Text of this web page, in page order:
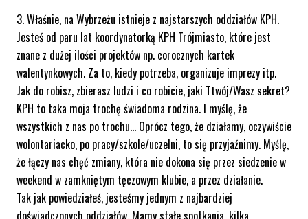
3. Właśnie, na Wybrzeżu istnieje z najstarszych oddziałów KPH.
Jesteś od paru lat koordynatorką KPH Trójmiasto, które jest
znane z dużej ilości projektów np. corocznych kartek
walentynkowych. Za to, kiedy potrzeba, organizuje imprezy itp.
Jak do robisz, zbierasz ludzi i co robicie, jaki Ttwój/Wasz sekret?
KPH to taka moja trochę świadoma rodzina. I myślę, że
wszystkich z nas po trochu… Oprócz tego, że działamy, oczywiście
wolontariacko, po pracy/szkole/uczelni, to się przyjaźnimy. Myślę,
że łączy nas chęć zmiany, która nie dokona się przez siedzenie w
weekend w zamkniętym tęczowym klubie, a przez działanie.
Tak jak powiedziałeś, jesteśmy jednym z najbardziej